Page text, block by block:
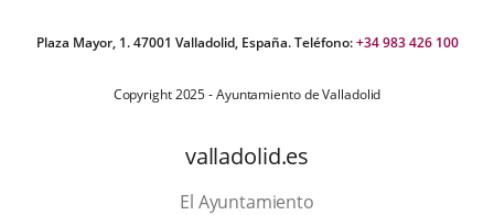
Plaza Mayor, 1. 47001 Valladolid, España. Teléfono:+34 983 426 100
Copyright 2025 - Ayuntamiento de Valladolid
valladolid.es
El Ayuntamiento